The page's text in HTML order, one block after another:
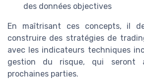
des données objectives
En maîtrisant ces concepts, il
construire des stratégies de
avec les indicateurs techniques
gestion du risque, qui seront
prochaines parties.